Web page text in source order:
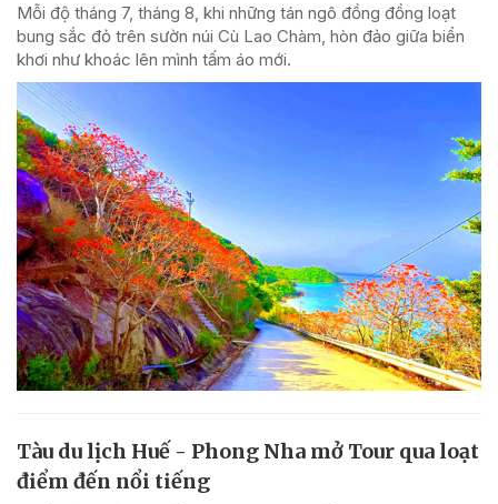
Mỗi độ tháng 7, tháng 8, khi những tán ngô đồng đồng loạt
bung sắc đỏ trên sườn núi Cù Lao Chàm, hòn đảo giữa biển
khơi như khoác lên mình tấm áo mới.
Tàu du lịch Huế - Phong Nha mở Tour qua loạt
điểm đến nổi tiếng